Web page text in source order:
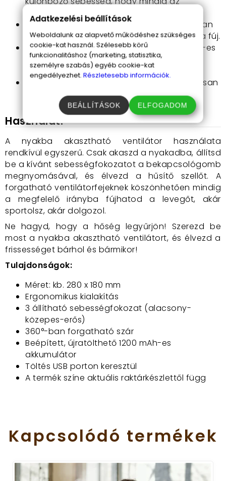
igényeidhez igazodjon.
Erős és flexibilis: a két ventilátorfej 360°-ban
forgatható, így mindig a megfelelő irányba fúj.
Hosszú üzemidő: az újratölthető 1200 mAh-es
akkumulátor akár több órán keresztül is
működik.
Egyszerű töltés
: USB porton keresztül gyorsan
és könnyen feltölthető.
Használat:
A nyakba akasztható ventilátor használata
rendkívül egyszerű. Csak akaszd a nyakadba, állítsd
be a kívánt sebességfokozatot a bekapcsológomb
megnyomásával, és élvezd a hűsítő szellőt. A
forgatható ventilátorfejeknek köszönhetően mindig
a megfelelő irányba fújhatod a levegőt, akár
sportolsz, akár dolgozol.
Ne hagyd, hogy a hőség legyűrjön! Szerezd be
most a nyakba akasztható ventilátort, és élvezd a
frissességet bárhol és bármikor!
Tulajdonságok:
Méret: kb. 280 x 180 mm
Ergonomikus kialakítás
3 állítható sebességfokozat (alacsony-
közepes-erős)
360°-ban forgatható szár
Beépített, újratölthető 1200 mAh-es
akkumulátor
Töltés USB porton keresztül
A termék színe aktuális raktárkészlettől függ
Kapcsolódó termékek
Adatkezelési beállítások
Weboldalunk az alapvető működéshez szükséges
cookie-kat használ. Szélesebb körű
funkcionalitáshoz (marketing, statisztika,
személyre szabás) egyéb cookie-kat
engedélyezhet. Részletesebb információk.
BEÁLLÍTÁSOK ELFOGADOM